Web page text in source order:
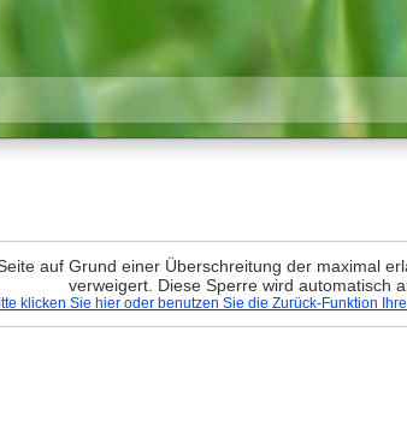
auf Grund einer Überschreitung der maximal
verweigert. Diese Sperre wird automatisch
klicken Sie hier oder benutzen Sie die Zurück-Funktion